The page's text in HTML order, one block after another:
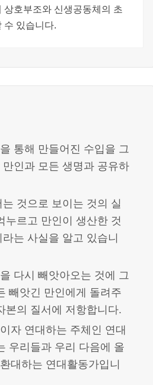
상호부조와 신생공동체의 초
수 있습니다.
통해 만들어진 수입을 그
인과 모든 생명과 공유하
것으로 보이는 것의 실
누르고 만인이 생산한 것
는 사실을 알고 있습니
다시 빼앗아오는 것에 그
빼앗긴 만인에게 돌려주
본의 질서에 저항합니다.
자 연대하는 주체인 연대
우리들과 우리 다음에 올
대하는 연대활동가입니